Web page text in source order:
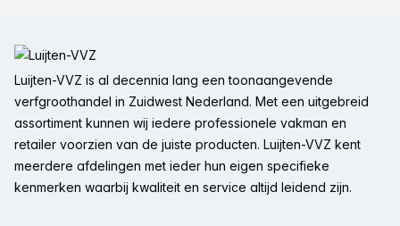
Luijten-VVZ is al decennia lang een toonaangevende
verfgroothandel in Zuidwest Nederland. Met een uitgebreid
assortiment kunnen wij iedere professionele vakman en
retailer voorzien van de juiste producten. Luijten-VVZ kent
meerdere afdelingen met ieder hun eigen specifieke
kenmerken waarbij kwaliteit en service altijd leidend zijn.